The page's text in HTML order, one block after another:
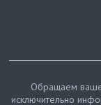
Обращаем ваше
исключительно